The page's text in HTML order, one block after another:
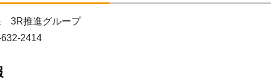
3R推進グループ
632-2414